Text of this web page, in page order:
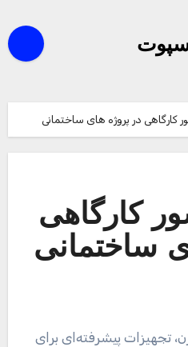
کارگاهی در پروژه های ساختمانی
کارگاهی
ساختمانی